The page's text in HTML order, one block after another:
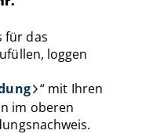
für das
loggen
“ mit Ihren
im oberen